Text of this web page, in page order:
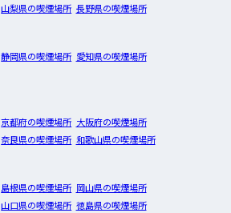
山梨県の喫煙場所 長野県の喫煙場所
静岡県の喫煙場所 愛知県の喫煙場所
京都府の喫煙場所 大阪府の喫煙場所
奈良県の喫煙場所 和歌山県の喫煙場所
島根県の喫煙場所 岡山県の喫煙場所
山口県の喫煙場所 徳島県の喫煙場所